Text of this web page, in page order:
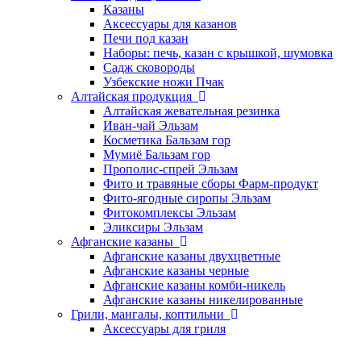
Казаны
Аксессуары для казанов
Печи под казан
Наборы: печь, казан с крышкой, шумовка
Садж сковороды
Узбекские ножи Пчак
Алтайская продукция
Алтайская жевательная резинка
Иван-чай Эльзам
Косметика Бальзам гор
Мумиё Бальзам гор
Прополис-спрей Эльзам
Фито и травяные сборы Фарм-продукт
Фито-ягодные сиропы Эльзам
Фитокомплексы Эльзам
Эликсиры Эльзам
Афганские казаны
Афганские казаны двухцветные
Афганские казаны черные
Афганские казаны комби-никель
Афганские казаны никелированные
Грили, мангалы, коптильни
Аксессуары для гриля